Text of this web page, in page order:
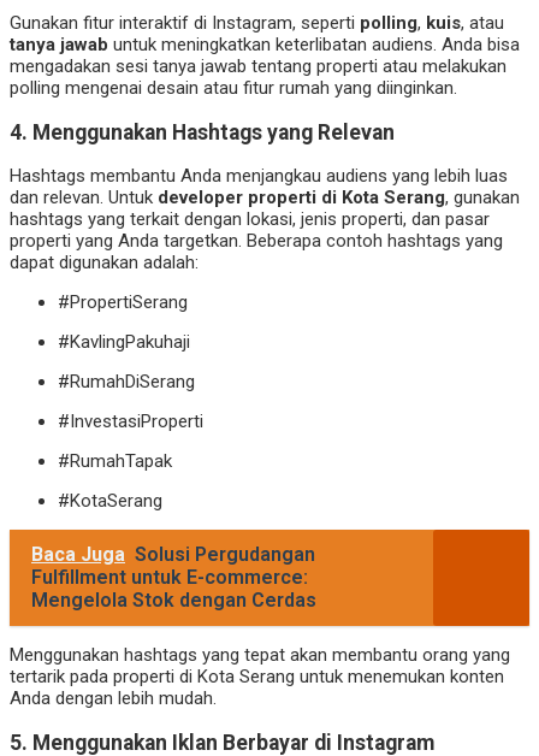
Gunakan fitur interaktif di Instagram, seperti polling, kuis, atau
tanya jawab untuk meningkatkan keterlibatan audiens. Anda bisa
mengadakan sesi tanya jawab tentang properti atau melakukan
polling mengenai desain atau fitur rumah yang diinginkan.
4. Menggunakan Hashtags yang Relevan
Hashtags membantu Anda menjangkau audiens yang lebih luas
dan relevan. Untuk developer properti di Kota Serang, gunakan
hashtags yang terkait dengan lokasi, jenis properti, dan pasar
properti yang Anda targetkan. Beberapa contoh hashtags yang
dapat digunakan adalah:
#PropertiSerang
#KavlingPakuhaji
#RumahDiSerang
#InvestasiProperti
#RumahTapak
#KotaSerang
Baca Juga Solusi Pergudangan
Fulfillment untuk E-commerce:
Mengelola Stok dengan Cerdas
Menggunakan hashtags yang tepat akan membantu orang yang
tertarik pada properti di Kota Serang untuk menemukan konten
Anda dengan lebih mudah.
5. Menggunakan Iklan Berbayar di Instagram